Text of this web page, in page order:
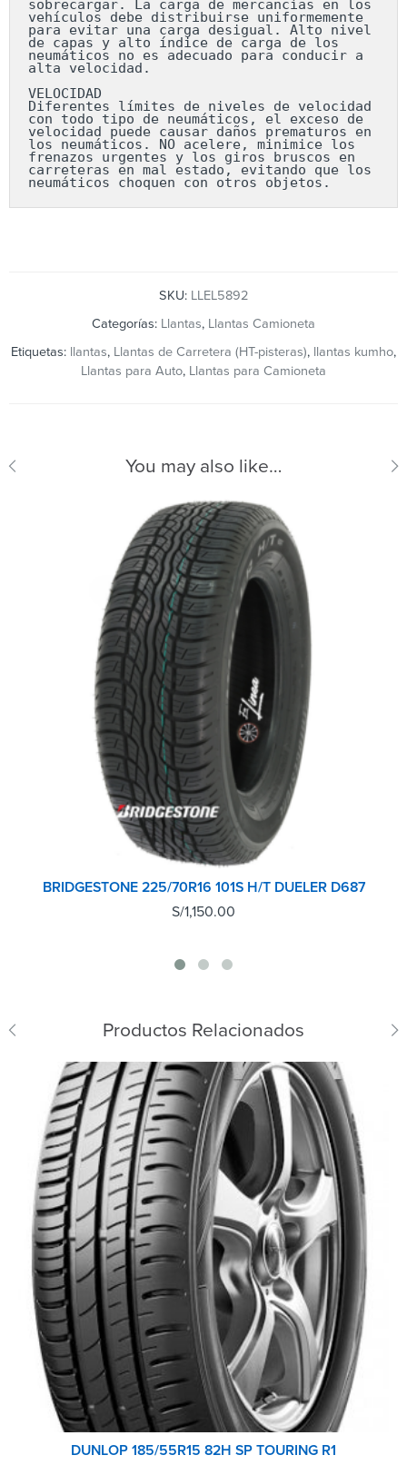
sobrecargar. La carga de mercancías en los
vehículos debe distribuirse uniformemente
para evitar una carga desigual. Alto nivel
de capas y alto índice de carga de los
neumáticos no es adecuado para conducir a
alta velocidad.
VELOCIDAD
Diferentes límites de niveles de velocidad
con todo tipo de neumáticos, el exceso de
velocidad puede causar daños prematuros en
los neumáticos. NO acelere, minimice los
frenazos urgentes y los giros bruscos en
carreteras en mal estado, evitando que los
neumáticos choquen con otros objetos.
SKU: LLEL5892
Categorías: Llantas, Llantas Camioneta
Etiquetas: llantas, Llantas de Carretera (HT-pisteras), llantas kumho,
Llantas para Auto, Llantas para Camioneta
You may also like…
BRIDGESTONE 225/70R16 101S H/T DUELER D687
S/1,150.00
Productos Relacionados
DUNLOP 185/55R15 82H SP TOURING R1